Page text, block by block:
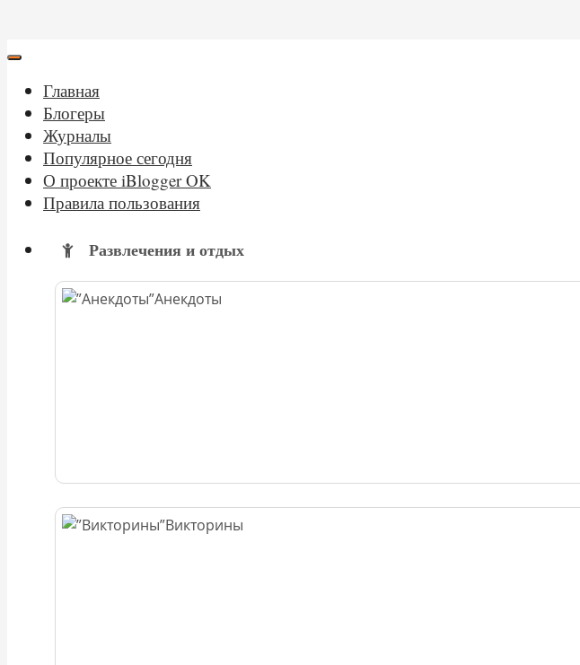
Главная
Блогеры
Журналы
Популярное сегодня
О проекте iBlogger OK
Правила пользования
Развлечения и отдых
Анекдоты
Викторины